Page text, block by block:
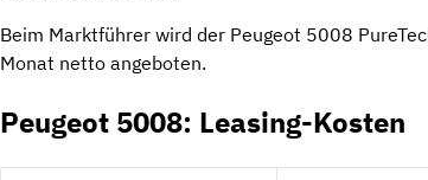
Beim Marktführer wird der Peugeot 5008
Monat netto angeboten.
Peugeot 5008: Leasing-Kosten